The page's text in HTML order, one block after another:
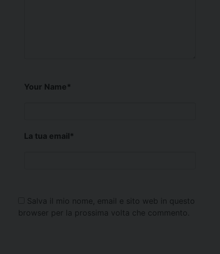
Your Name*
La tua email*
Salva il mio nome, email e sito web in questo
browser per la prossima volta che commento.